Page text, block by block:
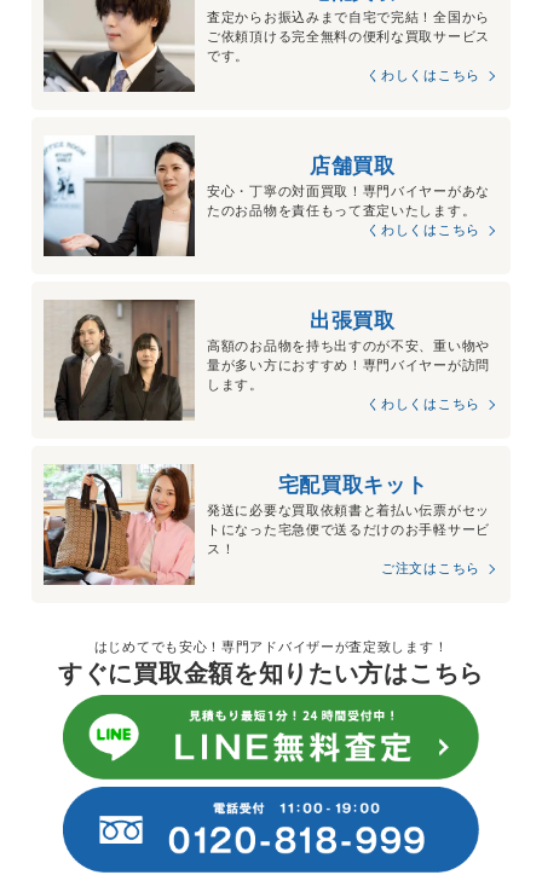
査定からお振込みまで自宅で完結！全国から
ご依頼頂ける完全無料の便利な買取サービス
です。
くわしくはこちら
店舗買取
安心・丁寧の対面買取！専門バイヤーがあな
たのお品物を責任もって査定いたします。
くわしくはこちら
出張買取
高額のお品物を持ち出すのが不安、重い物や
量が多い方におすすめ！専門バイヤーが訪問
します。
くわしくはこちら
宅配買取キット
発送に必要な買取依頼書と着払い伝票がセッ
トになった宅急便で送るだけのお手軽サービ
ス！
ご注文はこちら
はじめてでも安心！専門アドバイザーが査定致します！
すぐに買取金額を知りたい方はこちら